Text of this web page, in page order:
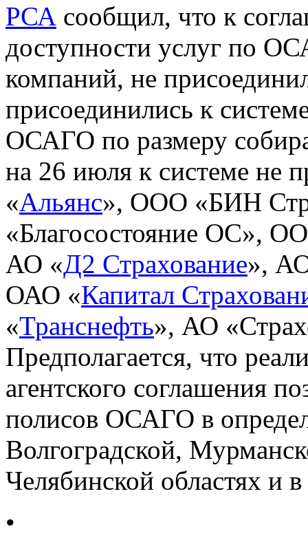
РСА сообщил, что к
доступности услуг по
компаний, не
присоединились к
ОСАГО по размеру
на 26 июля к системе не
«Альянс», ООО «БИН
«Благосостояние ОС»,
АО «Д2 Страхование»,
ОАО «Капитал
«Транснефть», АО
Предполагается, что
агентского соглашения
полисов ОСАГО в
Волгоградской,
Челябинской областях и
•